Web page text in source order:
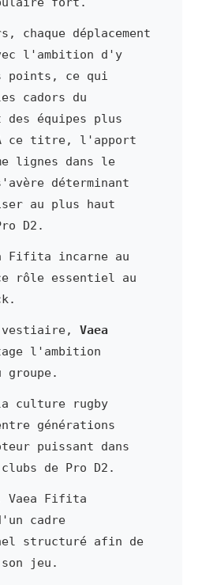
chaque déplacement
l'ambition d'y
points, ce qui
cadors du
des équipes plus
ce titre, l'apport
lignes dans le
déterminant
au plus haut
D2.
Fifita incarne au
rôle essentiel au
vestiaire, Vaea
l'ambition
groupe.
culture rugby
générations
puissant dans
de Pro D2.
Vaea Fifita
cadre
structuré afin de
jeu.